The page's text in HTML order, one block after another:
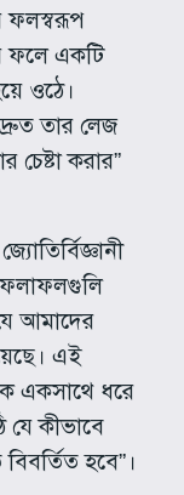
ফলস্বরূপ
ফলে একটি
ওঠে।
তার লেজ
চেষ্টা করার”
আমাদের
এই
একসাথে ধরে
যে কীভাবে
হবে”।